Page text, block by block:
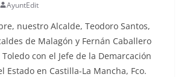
AyuntEdit
nuestro Alcalde, Teodoro Santos,
de Malagón y Fernán Caballero
con el Jefe de la Demarcación
Estado en Castilla-La Mancha, Fco.